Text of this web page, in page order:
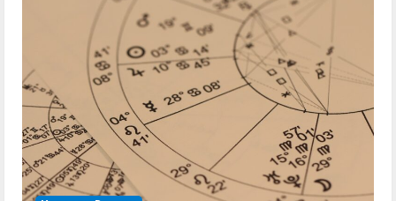
ч
т
е